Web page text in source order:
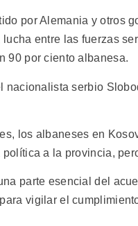
por Alemania y otros
entre las fuerzas
90 por ciento albanesa.
nacionalista serbio
los albaneses en
a la provincia,
parte esencial del
vigilar el